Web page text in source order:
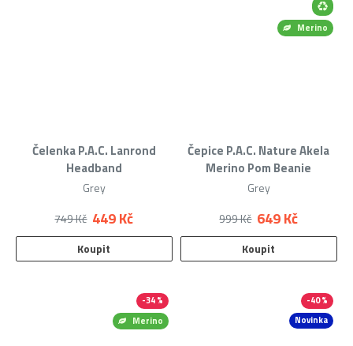
Čelenka P.A.C. Lanrond
Headband
Grey
449 Kč
749 Kč
Koupit
Merino
Čepice P.A.C. Nature Akela
Merino Pom Beanie
Grey
649 Kč
999 Kč
Koupit
Merino
-34 %
Novinka
-40 %